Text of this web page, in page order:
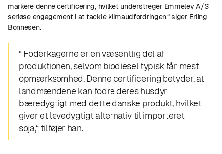
markere denne certificering, hvilket understreger Emmelev A/S'
seriøse engagement i at tackle klimaudfordringen,“ siger Erling
Bonnesen.
“ Foderkagerne er en væsentlig del af
produktionen, selvom biodiesel typisk får mest
opmærksomhed. Denne certificering betyder, at
landmændene kan fodre deres husdyr
bæredygtigt med dette danske produkt, hvilket
giver et levedygtigt alternativ til importeret
soja,“ tilføjer han.